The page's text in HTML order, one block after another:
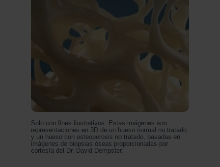
Solo con fines ilustrativos. Estas imágenes son
representaciones en 3D de un hueso normal no tratado
y un hueso con osteoporosis no tratado, basadas en
imágenes de biopsias óseas proporcionadas por
cortesía del Dr. David Dempster.